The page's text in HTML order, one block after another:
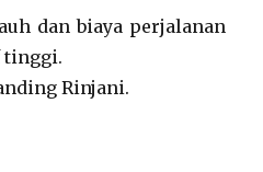
dan biaya perjalanan
tinggi.
Rinjani.